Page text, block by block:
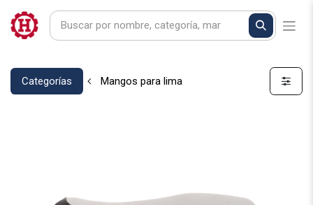
Categorías Mangos para lima